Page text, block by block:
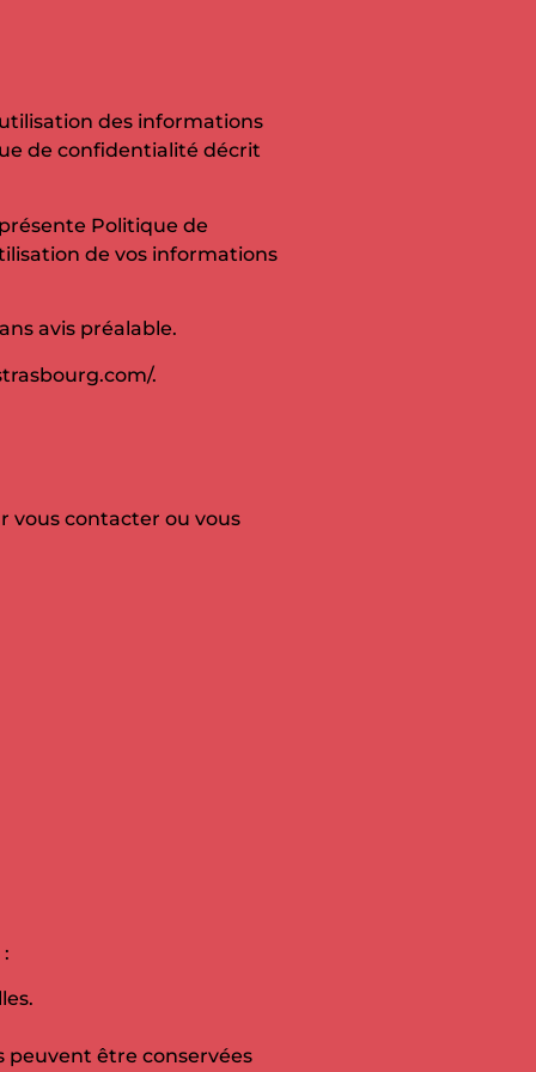
des informations
de confidentialité décrit
Politique de
de vos informations
avis préalable.
.
vous contacter ou vous
peuvent être conservées